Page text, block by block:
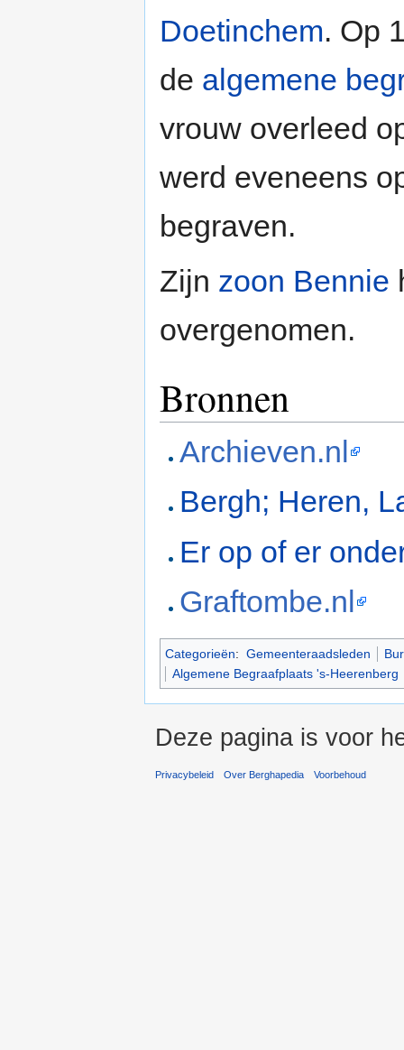
Doetinchem. Op
de algemene
vrouw overleed
werd eveneens
begraven.
Zijn zoon Bennie
overgenomen.
Bronnen
Archieven.nl
Bergh; Heren,
Er op of er
Graftombe.nl
Categorieën: Gemeenteraadsleden
Algemene Begraafplaats 's-Heerenberg
Deze pagina is voor
Privacybeleid Over Berghapedia Voorbehoud